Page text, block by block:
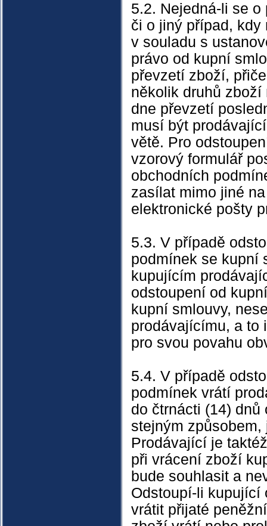
5.2. Nejedná-li se
či o jiný případ,
v souladu s
právo od kupní
převzetí zboží,
několik druhů
dne převzetí
musí být
větě. Pro
vzorový formulář
obchodních
zasílat mimo jiné
elektronické pošty
5.3. V případě
podmínek se kupní
kupujícím
odstoupení od
kupní smlouvy,
prodávajícímu, a to
pro svou povahu
5.4. V případě
podmínek vrátí
do čtrnácti (14)
stejným
Prodávající je
při vrácení zboží
bude souhlasit a
Odstoupí-li kupující
vrátit přijaté